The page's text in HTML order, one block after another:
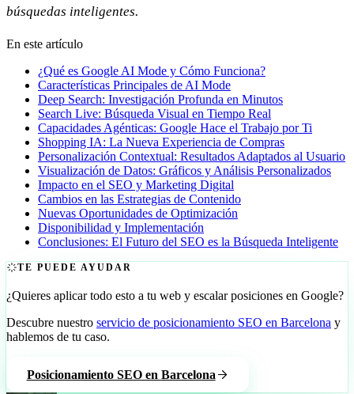
búsquedas inteligentes.
En este artículo
¿Qué es Google AI Mode y Cómo Funciona?
Características Principales de AI Mode
Deep Search: Investigación Profunda en Minutos
Search Live: Búsqueda Visual en Tiempo Real
Capacidades Agénticas: Google Hace el Trabajo por Ti
Shopping IA: La Nueva Experiencia de Compras
Personalización Contextual: Resultados Adaptados al Usuario
Visualización de Datos: Gráficos y Análisis Personalizados
Impacto en el SEO y Marketing Digital
Cambios en las Estrategias de Contenido
Nuevas Oportunidades de Optimización
Disponibilidad y Implementación
Conclusiones: El Futuro del SEO es la Búsqueda Inteligente
TE PUEDE AYUDAR
¿Quieres aplicar todo esto a tu web y escalar posiciones en Google?
Descubre nuestro servicio de posicionamiento SEO en Barcelona y
hablemos de tu caso.
Posicionamiento SEO en Barcelona